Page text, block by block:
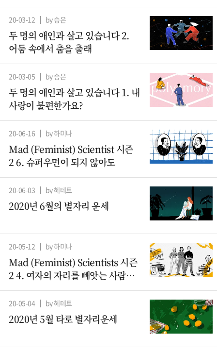
20-03-12 by 승은
두 명의 애인과 살고 있습니다 2.
어둠 속에서 춤을 출래
20-03-05 by 승은
두 명의 애인과 살고 있습니다 1. 내
사랑이 불편한가요?
20-06-16 by 하미나
Mad (Feminist) Scientist 시즌
2 6. 슈퍼우먼이 되지 않아도
20-06-03 by 헤테트
2020년 6월의 별자리 운세
20-05-12 by 하미나
Mad (Feminist) Scientists 시즌
2 4. 여자의 자리를 빼앗는 사람들
– 컴퓨터과학 (2)
20-05-04 by 헤테트
2020년 5월 타로 별자리운세